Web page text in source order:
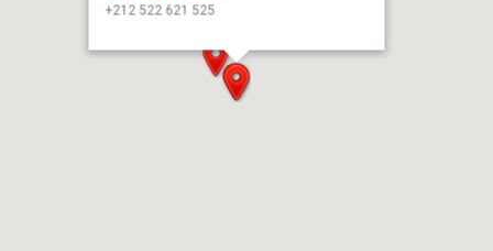
+212 522 621 525